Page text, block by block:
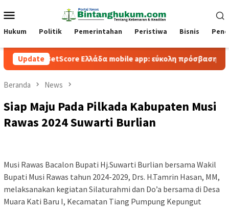
ke
kontenMobile
Hukum Politik Pemerintahan Peristiwa Bisnis
Update
BetScore Ελλάδα mobile app: εύκολη πρόσβαση και
Beranda News
Siap Maju Pada Pilkada Kabupaten Musi
Rawas 2024 Suwarti Burlian
Musi Rawas Bacalon Bupati Hj.Suwarti Burlian bersama Wakil
Bupati Musi Rawas tahun 2024-2029, Drs. H.Tamrin Hasan, MM,
melaksanakan kegiatan Silaturahmi dan Do’a bersama di Desa
Muara Kati Baru I, Kecamatan Tiang Pumpung Kepungut